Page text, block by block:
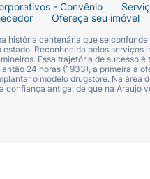
(Propano),
Éter), Caprylic/Capric
(Octildodecanol),
(Carbonato de
de Benzila), Benzyl
- Convênio
Ofereça seu imóvel
história centenária que se
Reconhecida pelos serviços
Essa trajetória de sucesso
24 horas (1933), a primeira a
o modelo drugstore. Na área
confiança antiga: de que na Araujo